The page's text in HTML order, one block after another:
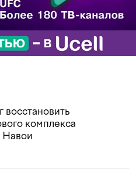
комплекса
Навои